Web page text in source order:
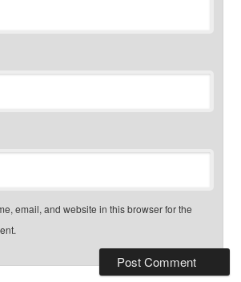
email, and website in this browser for the